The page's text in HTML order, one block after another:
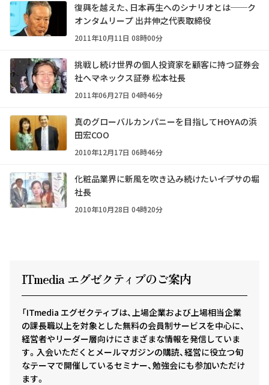
復興を越えた、日本再生へのシナリオとは──ク
オンタムリープ 出井伸之代表取締役
2011年10月11日 08時00分
挑戦し続け世界の個人投資家を顧客に持つ証券会
社へ――マネックス証券 松本社長
2011年06月27日 04時46分
真のグローバルカンパニーを目指して――HOYAの浜
田宏COO
2010年12月17日 06時46分
化粧品業界に新風を吹き込み続けたい――イプサの堀
社長
2010年10月28日 04時20分
ITmedia エグゼクティ ブのご案内
「ITmedia エグゼクティブは、上場企業および上場相当企業
の課長職以上を対象とした無料の会員制サービスを中心に、
経営者やリーダー層向けにさまざまな情報を発信していま
す。入会いただくとメールマガジンの購読、経営に役立つ旬
なテーマで開催しているセミナー、勉強会にも参加いただけ
ます。